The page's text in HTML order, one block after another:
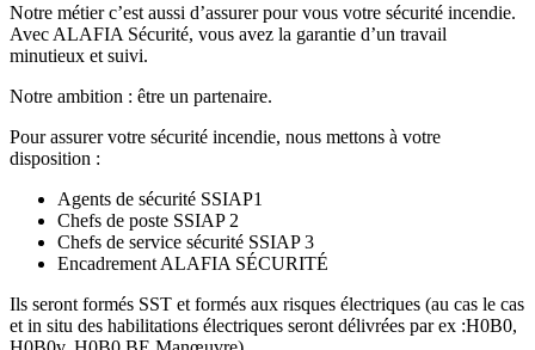
Notre métier c’est aussi d’assurer pour vous votre sécurité incendie.
Avec ALAFIA Sécurité, vous avez la garantie d’un travail
minutieux et suivi.
Notre ambition : être un partenaire.
Pour assurer votre sécurité incendie, nous mettons à votre
disposition :
Agents de sécurité SSIAP1
Chefs de poste SSIAP 2
Chefs de service sécurité SSIAP 3
Encadrement ALAFIA SÉCURITÉ
Ils seront formés SST et formés aux risques électriques (au cas le cas
et in situ des habilitations électriques seront délivrées par ex :H0B0,